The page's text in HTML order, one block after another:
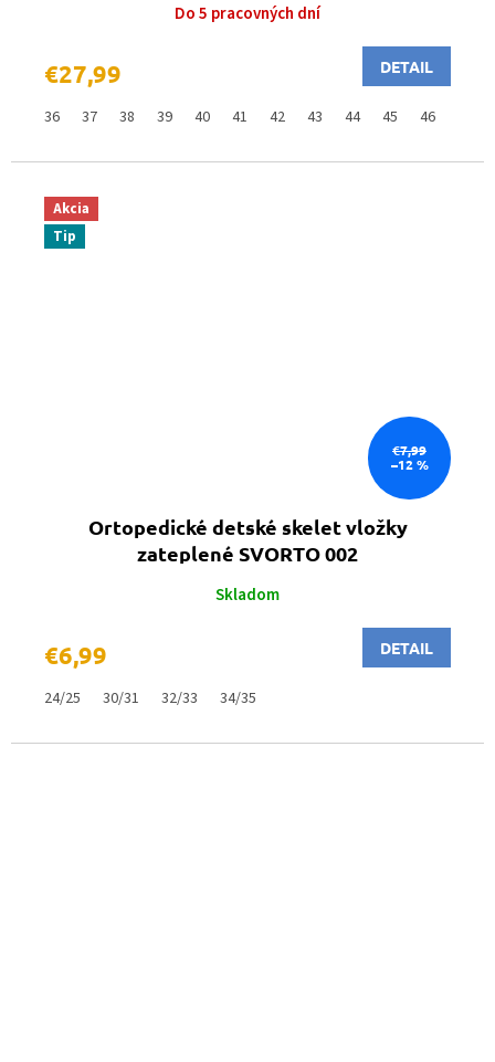
Do 5 pracovných dní
€27,99 DETAIL
36 37 38 39 40 41 42 43 44 45 46
Akcia
Tip
€7,99
–12 %
Ortopedické detské skelet vložky
zateplené SVORTO 002
Skladom
€6,99 DETAIL
24/25 30/31 32/33 34/35